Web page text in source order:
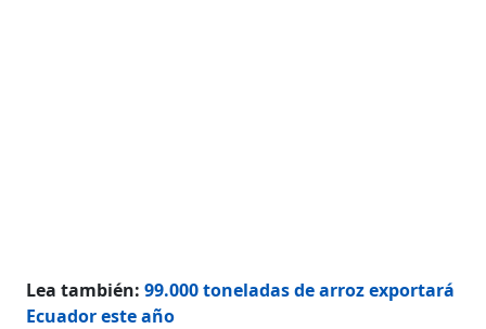
Lea también:99.000 toneladas de arroz exportará
Ecuador este año